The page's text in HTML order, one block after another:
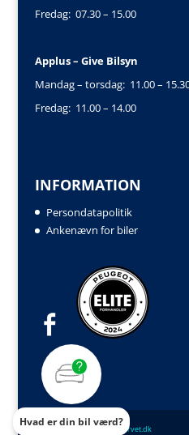
Fredag: 07.30 – 15.00
Applus – Give Bilsyn
Mandag – torsdag: 11.00 –
Fredag: 11.00 – 14.00
INFORMATION
Persondatapolitik
Ankenævn for biler
biltorvet.dk
Hvad er din bil værd?